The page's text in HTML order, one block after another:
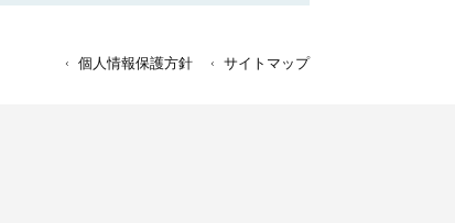
個人情報保護方針 サイトマップ